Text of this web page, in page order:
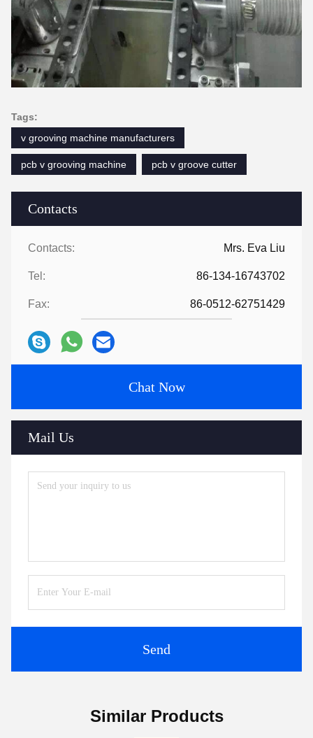
Contacts
Contacts: Mrs. Eva Liu
Tel: 86-134-16743702
Fax: 86-0512-62751429
Chat Now
Mail Us
Send
Tags:
v grooving machine manufacturers
pcb v grooving machine pcb v groove cutter
Similar Products